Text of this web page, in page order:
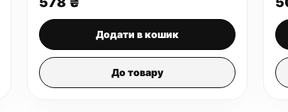
Додати в кошик
До товару